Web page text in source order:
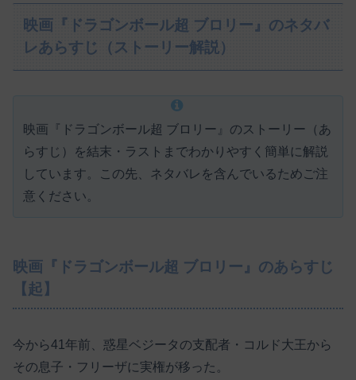
映画『ドラゴンボール超 ブロリー』のネタバ
レあらすじ（ストーリー解説）
映画『ドラゴンボール超 ブロリー』のストーリー（あ
らすじ）を結末・ラストまでわかりやすく簡単に解説
しています。この先、ネタバレを含んでいるためご注
意ください。
映画『ドラゴンボール超 ブロリー』のあらすじ
【起】
今から41年前、惑星ベジータの支配者・コルド大王から
その息子・フリーザに実権が移った。